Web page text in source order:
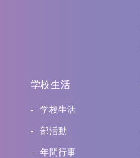
学校生活
学校生活
部活動
年間行事